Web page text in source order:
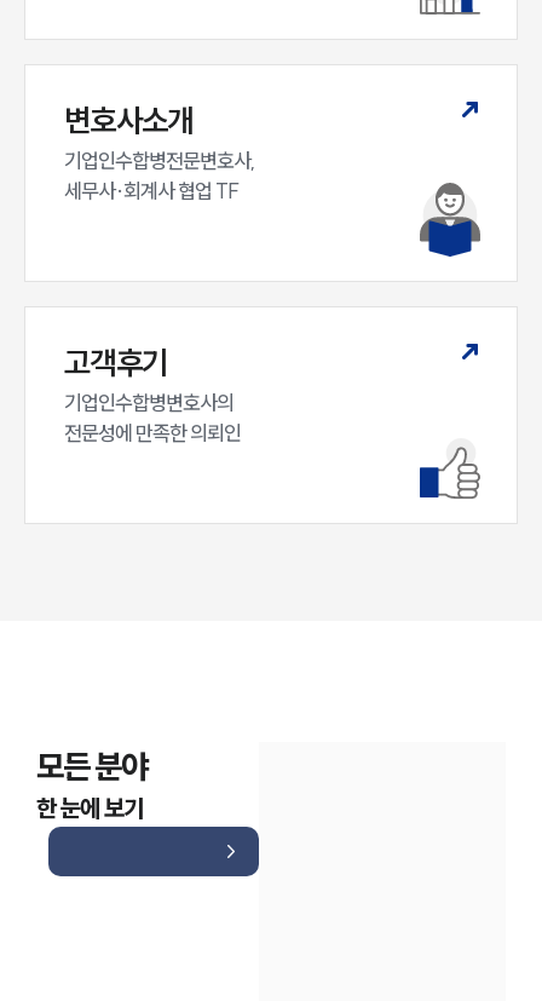
구성원 소개
소식/자료
대륜법률상담예약
변호사소개
기업인수합병전문변호사,
세무사·회계사 협업 TF
고객후기
기업인수합병변호사의
전문성에 만족한 의뢰인
모든 분야
한 눈에 보기